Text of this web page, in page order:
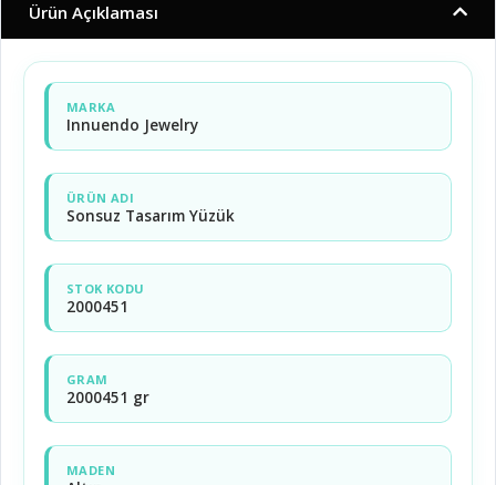
Ürün Açıklaması
MARKA
Innuendo Jewelry
ÜRÜN ADI
Sonsuz Tasarım Yüzük
STOK KODU
2000451
GRAM
2000451 gr
MADEN